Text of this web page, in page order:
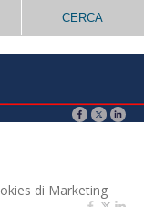
CERCA
di Marketing